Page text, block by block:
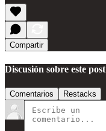
Compartir
Discusión sobre este post
Comentarios Restacks